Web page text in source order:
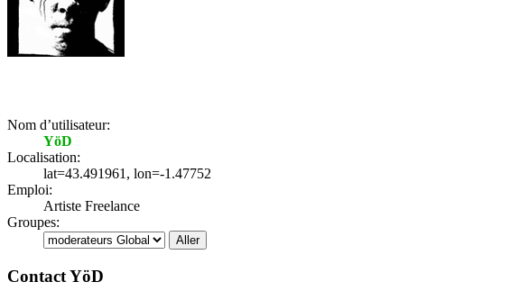
Nom d’utilisateur:
YöD
Localisation:
lat=43.491961, lon=-1.47752
Emploi:
Artiste Freelance
Groupes:
Contact YöD